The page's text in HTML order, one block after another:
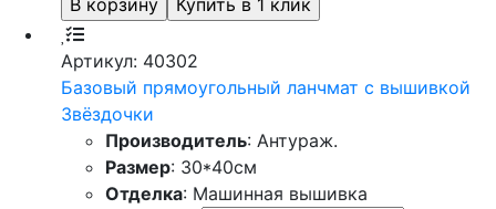
Артикул: 40302
Базовый прямоугольный ланчмат с вышивкой
Звёздочки
Производитель: Антураж.
Размер: 30*40см
Отделка: Машинная вышивка